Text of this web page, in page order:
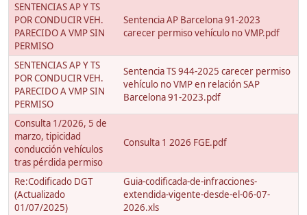
SENTENCIAS AP Y TS
POR CONDUCIR VEH.
PARECIDO A VMP SIN
PERMISO
Sentencia AP Barcelona 91-2023
carecer permiso vehículo no VMP.pdf
SENTENCIAS AP Y TS
POR CONDUCIR VEH.
PARECIDO A VMP SIN
PERMISO
Sentencia TS 944-2025 carecer permiso
vehículo no VMP en relación SAP
Barcelona 91-2023.pdf
Consulta 1/2026, 5 de
marzo, tipicidad
conducción vehículos
tras pérdida permiso
Consulta 1 2026 FGE.pdf
Re:Codificado DGT
(Actualizado
01/07/2025)
Guia-codificada-de-infracciones-
extendida-vigente-desde-el-06-07-
2026.xls